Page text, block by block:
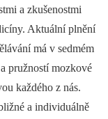
a zkušenostmi
Aktuální plnění
má v sedmém
pružností mozkové
každého z nás.
a individuálně